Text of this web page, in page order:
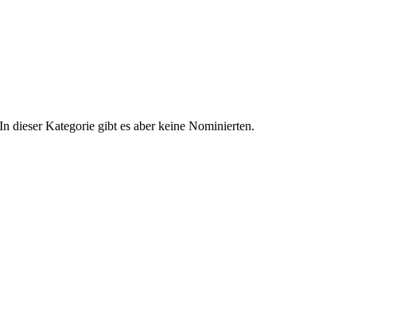
dieser Kategorie gibt es aber keine Nominierten.